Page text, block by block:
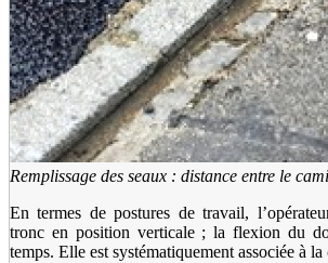
Remplissage des seaux : distance entre le
En termes de postures de travail,
tronc en position verticale ; la flexion du
temps. Elle est systématiquement associée à la